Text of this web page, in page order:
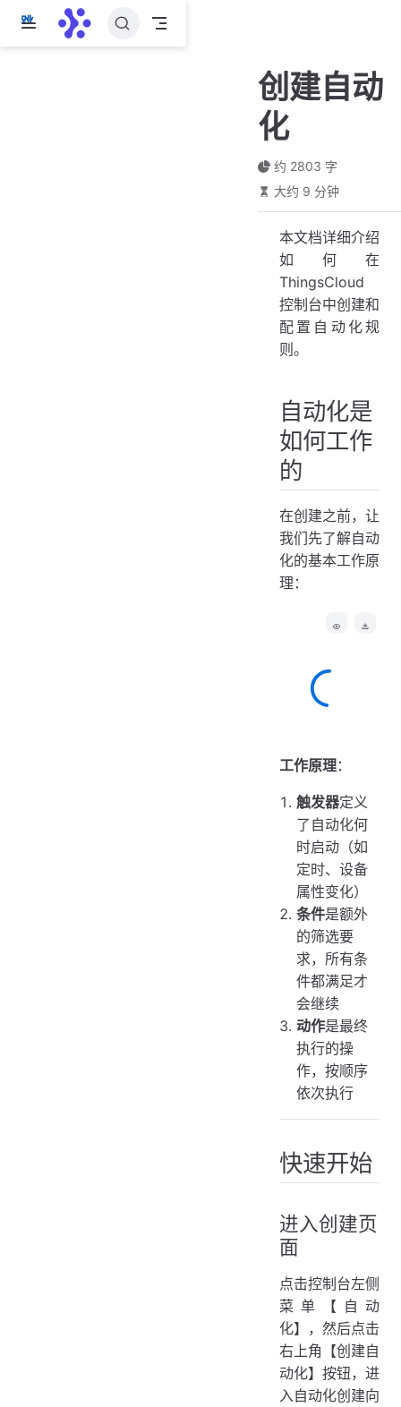
跳
创建自动
化
约 2803 字
大约 9 分钟
本文档详细介绍
如何在
ThingsCloud
控制台中创建和
配置自动化规
则。
自动化是
如何工作
的
在创建之前，让
我们先了解自动
化的基本工作原
理：
工作原理：
触发器定义
了自动化何
时启动（如
定时、设备
属性变化）
条件是额外
的筛选要
求，所有条
件都满足才
会继续
动作是最终
执行的操
作，按顺序
依次执行
快速开始
进入创建页
面
点击控制台左侧
菜单【自动
化】，然后点击
右上角【创建自
动化】按钮，进
入自动化创建向